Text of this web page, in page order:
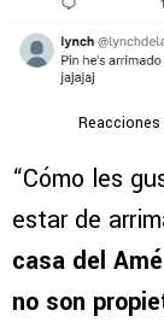
“Cómo les
estar de
casa del
no son